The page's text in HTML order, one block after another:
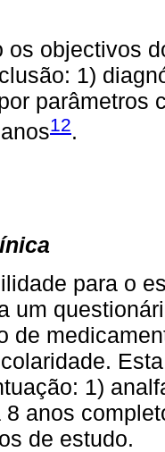
os objectivos
1)
parâmetros
12.
para o
um
de
1)
8 anos
de estudo.